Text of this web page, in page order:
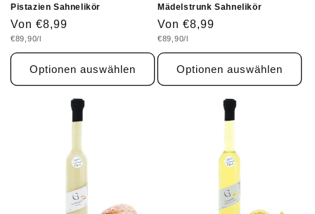
Pistazien Sahnelikör
Normaler
Preis
Von €8,99
Grundpreis
€89,90/l
Optionen auswählen
Mädelstrunk Sahnelikör
Normaler
Preis
Von €8,99
Grundpreis
€89,90/l
Optionen auswählen